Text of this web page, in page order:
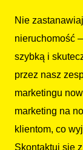
Nie
nieruchomość
szybką i
przez nasz
marketingu
marketing na
klientom, co
Skontaktuj się